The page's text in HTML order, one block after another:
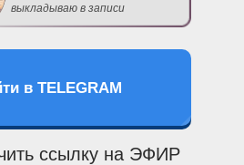
ссылку на ЭФИР
выкладываю в записи
в TELEGRAM